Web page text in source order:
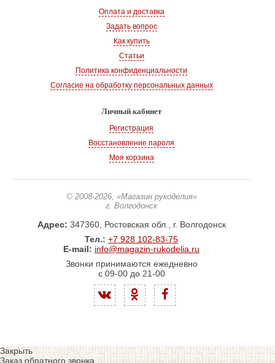
Оплата и доставка
Задать вопрос
Как купить
Статьи
Политика конфиденциальности
Согласие на обработку персональных данных
Личный кабинет
Регистрация
Восстановление пароля
Моя корзина
© 2008-2026, «Магазин рукоделия»
г. Волгодонск
Адрес: 347360, Ростовская обл., г. Волгодонск
Тел.: +7 928 102-83-75
E-mail: info@magazin-rukodelia.ru
Звонки принимаются ежедневно
с 09-00 до 21-00
Закрыть
Заказ обратного звонка